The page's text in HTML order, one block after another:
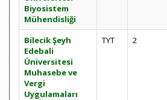
Biyosistem
Mühendisliği
Bilecik Şeyh
Edebali
Üniversitesi
Muhasebe ve
Vergi
Uygulamaları
TYT 2